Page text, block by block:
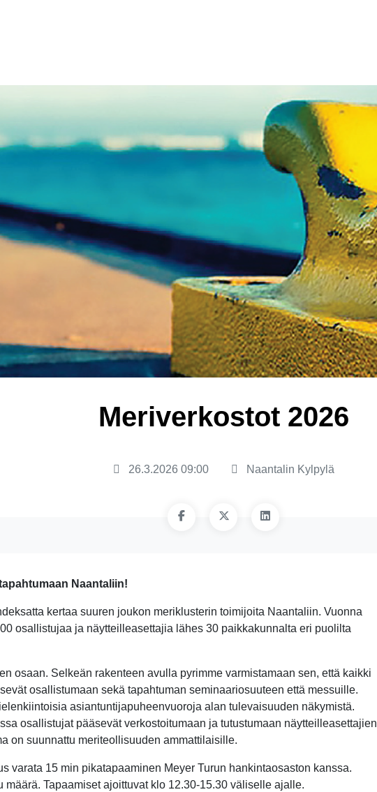
Meriverkostot 2026
26.3.2026 09:00 Naantalin Kylpylä
Naantaliin!
kertaa suuren joukon meriklusterin toimijoita Naantaliin. Vuonna
osallistujaa ja näytteilleasettajia lähes 30 paikkakunnalta eri puolilta
osaan. Selkeän rakenteen avulla pyrimme varmistamaan sen, että kaikki
osallistumaan sekä tapahtuman seminaariosuuteen että messuille.
asiantuntijapuheenvuoroja alan tulevaisuuden näkymistä.
osallistujat pääsevät verkostoitumaan ja tutustumaan näytteilleasettajien
on suunnattu meriteollisuuden ammattilaisille.
varata 15 min pikatapaaminen Meyer Turun hankintaosaston kanssa.
määrä. Tapaamiset ajoittuvat klo 12.30-15.30 väliselle ajalle.